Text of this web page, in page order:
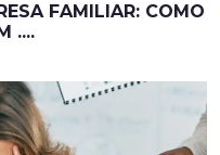
FAMILIAR: COMO
....